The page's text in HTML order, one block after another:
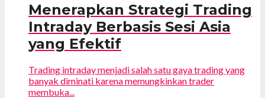
Menerapkan Strategi Trading
Intraday Berbasis Sesi Asia
yang Efektif
Trading intraday menjadi salah satu gaya trading yang
banyak diminati karena memungkinkan trader
membuka...